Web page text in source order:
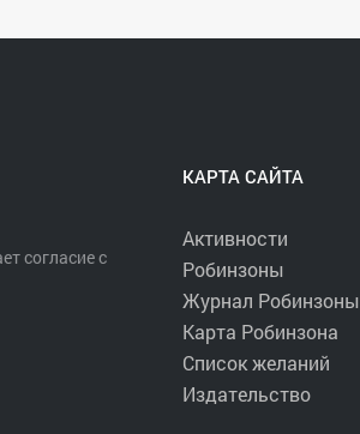
согласие с
КАРТА САЙТА
Активности
Робинзоны
Журнал Робинзоны
Карта Робинзона
Список желаний
Издательство